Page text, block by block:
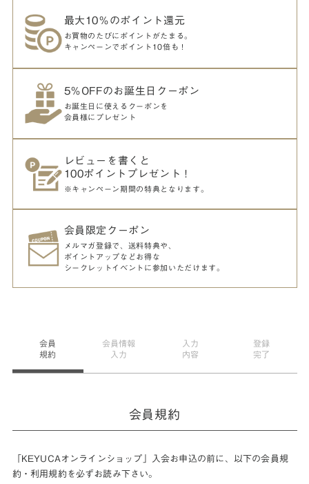
最大10％のポイント還元
お買物のたびにポイントがたまる。
キャンペーンでポイント10倍も！
5％OFFのお誕生日クーポン
お誕生日に使えるクーポンを
会員様にプレゼント
レビューを書くと
100ポイントプレゼント！
※キャンペーン期間の特典となります。
会員限定クーポン
メルマガ登録で、送料特典や、
ポイントアップなどお得な
シークレットイベントに参加いただけます。
会員
規約
会員情報
入力
入力
内容
登録
完了
会員規約
「KEYUCAオンラインショップ」入会お申込の前に、以下の会員規
約・利用規約を必ずお読み下さい。